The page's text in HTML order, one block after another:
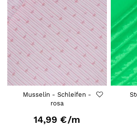
Musselin - Schleifen -
rosa
14,99 €/m